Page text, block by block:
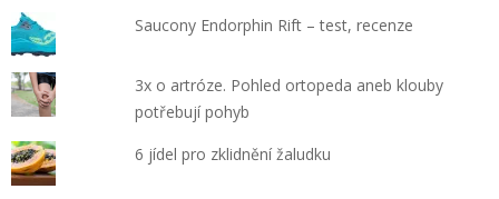
Saucony Endorphin Rift – test, recenze
3x o artróze. Pohled ortopeda aneb klouby
potřebují pohyb
6 jídel pro zklidnění žaludku